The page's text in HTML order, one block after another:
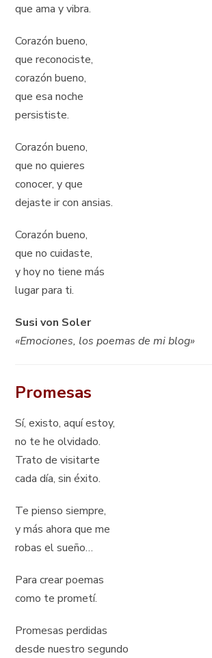
que ama y vibra.
Corazón bueno,
que reconociste,
corazón bueno,
que esa noche
persististe.
Corazón bueno,
que no quieres
conocer, y que
dejaste ir con ansias.
Corazón bueno,
que no cuidaste,
y hoy no tiene más
lugar para ti.
Susi von Soler
«Emociones, los poemas de mi blog»
Promesas
Sí, existo, aquí estoy,
no te he olvidado.
Trato de visitarte
cada día, sin éxito.
Te pienso siempre,
y más ahora que me
robas el sueño…
Para crear poemas
como te prometí.
Promesas perdidas
desde nuestro segundo